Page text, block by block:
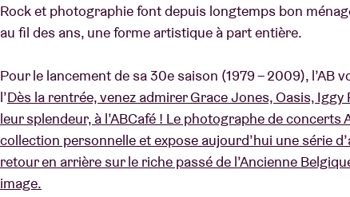
Infos
AB ❤ you
Rock et photographie font depuis longtemps bon
au fil des ans, une forme artistique à part entière.
Pour le lancement de sa 30e saison (1979 – 2009), l’AB
l’Dès la rentrée, venez admirer Grace Jones, Oasis,
leur splendeur, à l’ABCafé ! Le photographe de concerts
collection personnelle et expose aujourd’hui une série
retour en arrière sur le riche passé de l’Ancienne
image.